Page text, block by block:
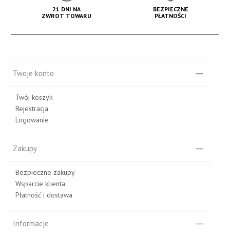
21 DNI NA
ZWROT TOWARU
BEZPIECZNE
PŁATNOŚCI
Twoje konto
Twój koszyk
Rejestracja
Logowanie
Zakupy
Bezpieczne zakupy
Wsparcie klienta
Płatność i dostawa
Informacje